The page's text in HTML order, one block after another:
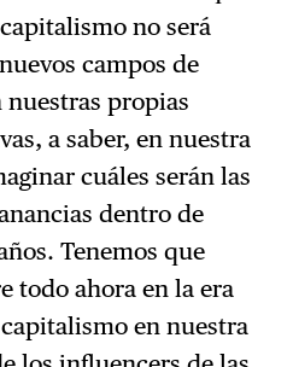
no será
campos de
nuestras propias
a saber, en nuestra
cuáles serán las
dentro de
Tenemos que
todo ahora en la era
en nuestra